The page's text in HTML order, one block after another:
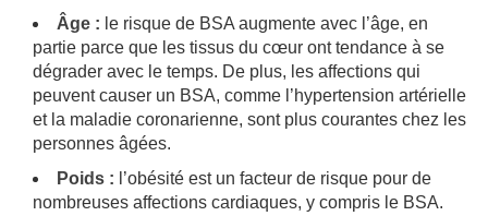
Âge : le risque de BSA augmente avec l’âge, en
partie parce que les tissus du cœur ont tendance à se
dégrader avec le temps. De plus, les affections qui
peuvent causer un BSA, comme l’hypertension artérielle
et la maladie coronarienne, sont plus courantes chez les
personnes âgées.
Poids : l’obésité est un facteur de risque pour de
nombreuses affections cardiaques, y compris le BSA.